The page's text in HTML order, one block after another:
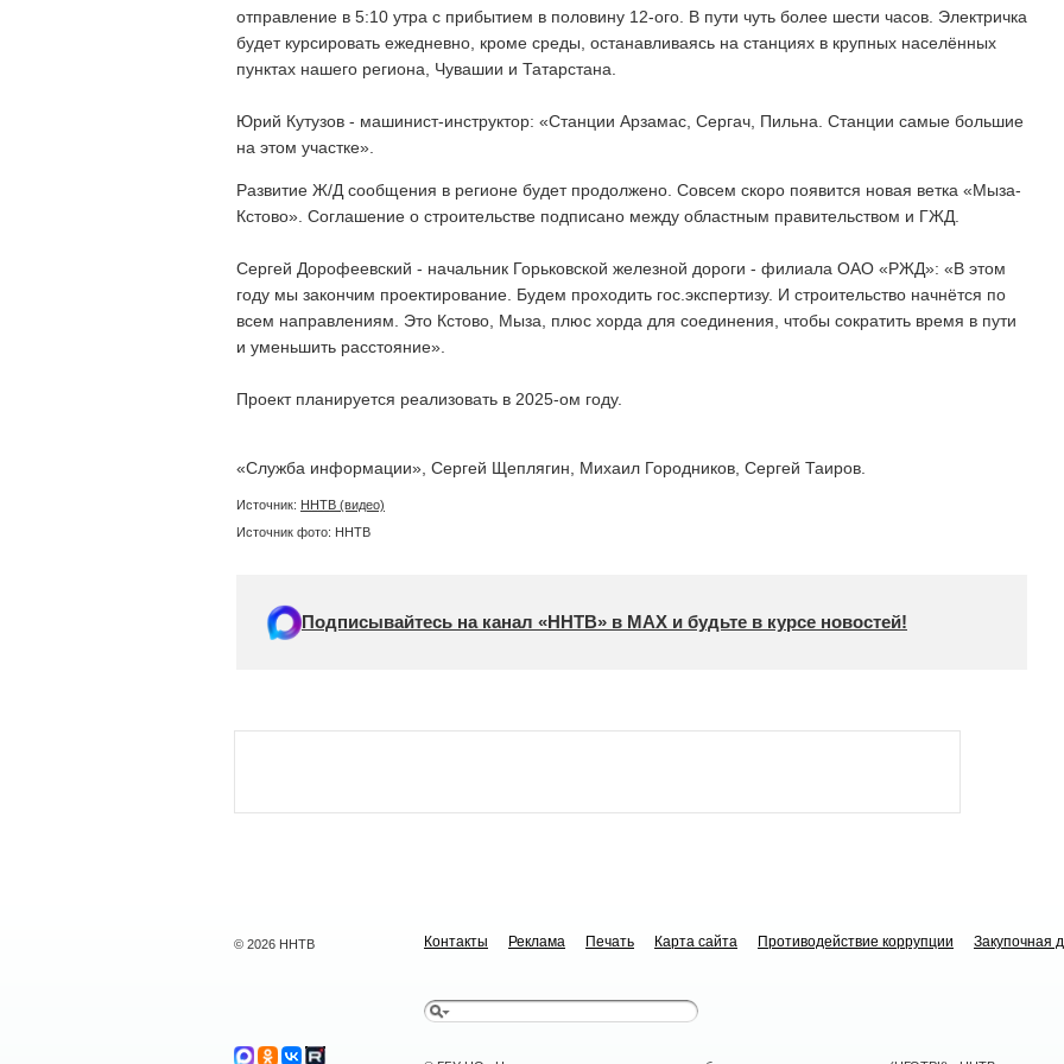
отправление в 5:10 утра с прибытием в половину 12-ого. В пути чуть более шести часов. Электричка
будет курсировать ежедневно, кроме среды, останавливаясь на станциях в крупных населённых
пунктах нашего региона, Чувашии и Татарстана.
Юрий Кутузов - машинист-инструктор: «Станции Арзамас, Сергач, Пильна. Станции самые большие
на этом участке».
Развитие Ж/Д сообщения в регионе будет продолжено. Совсем скоро появится новая ветка «Мыза-
Кстово». Соглашение о строительстве подписано между областным правительством и ГЖД.
Сергей Дорофеевский - начальник Горьковской железной дороги - филиала ОАО «РЖД»: «В этом
году мы закончим проектирование. Будем проходить гос.экспертизу. И строительство начнётся по
всем направлениям. Это Кстово, Мыза, плюс хорда для соединения, чтобы сократить время в пути
и уменьшить расстояние».
Проект планируется реализовать в 2025-ом году.
«Служба информации», Сергей Щеплягин, Михаил Городников, Сергей Таиров.
Источник: ННТВ (видео)
Источник фото: ННТВ
Подписывайтесь на канал «ННТВ» в МАХ и будьте в курсе новостей!
© 2026 ННТВ Контакты Реклама Печать Карта сайта Противодействие коррупции Закупочная